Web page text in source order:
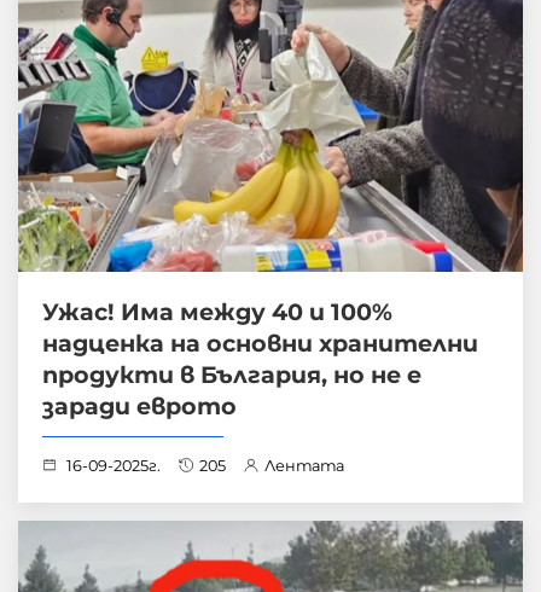
Ужас! Има между 40 и 100%
надценка на основни хранителни
продукти в България, но не е
заради еврото
16-09-2025г. 205 Лентата